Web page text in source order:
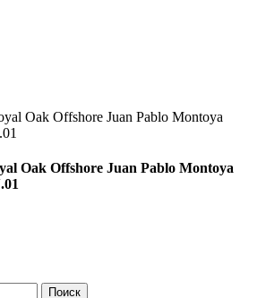
Oak Offshore Juan Pablo Montoya
Поиск